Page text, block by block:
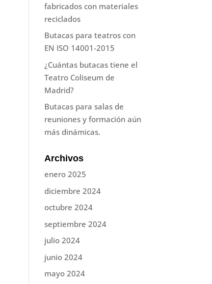
fabricados con materiales
reciclados
Butacas para teatros con
EN ISO 14001-2015
¿Cuántas butacas tiene el
Teatro Coliseum de
Madrid?
Butacas para salas de
reuniones y formación aún
más dinámicas.
Archivos
enero 2025
diciembre 2024
octubre 2024
septiembre 2024
julio 2024
junio 2024
mayo 2024